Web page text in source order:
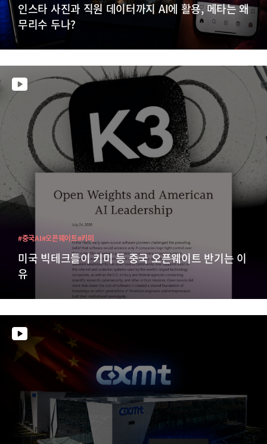
인스타 사진과 직원 데이터까지 AI에 활용, 메타는 왜
무리수 두나?
미국 빅테크들이 키미 등 중국 오픈웨이트 반기는 이
유
#중국AI#오픈웨이트#키미